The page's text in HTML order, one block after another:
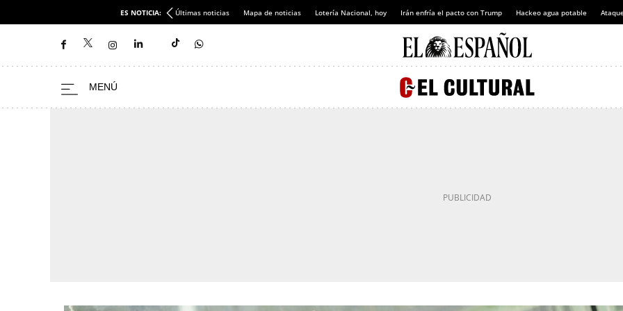
ES NOTICIA: Últimas noticias Mapa de noticias Lotería Nacional, hoy Irán enfría el pacto con Trump Hackeo agua potable